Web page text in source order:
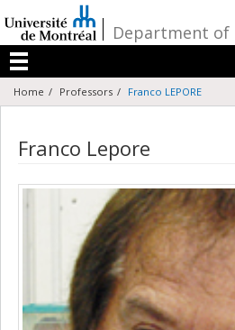
au
contenu
/Department of
Menu
Home Professors Franco LEPORE
Franco Lepore